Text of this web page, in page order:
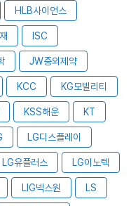
HLB사이언스
ISC
JW중외제약
KCC KG모빌리티
KSS해운 KT
LG디스플레이
LG유플러스 LG이노텍
LIG넥스원 LS